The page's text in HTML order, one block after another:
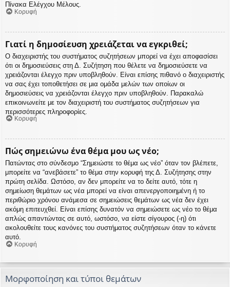
Πίνακα Ελέγχου Μέλους.
Κορυφή
Γιατί η δημοσίευση χρειάζεται να εγκριθεί;
Ο διαχειριστής του συστήματος συζητήσεων μπορεί να έχει αποφασίσει
ότι οι δημοσιεύσεις στη Δ. Συζήτηση που θέλετε να δημοσιεύσετε να
χρειάζονται έλεγχο πριν υποβληθούν. Είναι επίσης πιθανό ο διαχειριστής
να σας έχει τοποθετήσει σε μια ομάδα μελών των οποίων οι
δημοσιεύσεις να χρειάζονται έλεγχο πριν υποβληθούν. Παρακαλώ
επικοινωνείτε με τον διαχειριστή του συστήματος συζητήσεων για
περισσότερες πληροφορίες.
Κορυφή
Πώς σημειώνω ένα θέμα μου ως νέο;
Πατώντας στο σύνδεσμο “Σημειώστε το θέμα ως νέο” όταν τον βλέπετε,
μπορείτε να “ανεβάσετε” το θέμα στην κορυφή της Δ. Συζήτησης στην
πρώτη σελίδα. Ωστόσο, αν δεν μπορείτε να το δείτε αυτό, τότε η
σημείωση θεμάτων ως νέα μπορεί να είναι απενεργοποιημένη ή το
περιθώριο χρόνου ανάμεσα σε σημειώσεις θεμάτων ως νέα δεν έχει
ακόμη επιτευχθεί. Είναι επίσης δυνατόν να σημειώσετε ως νέο το θέμα
απλώς απαντώντας σε αυτό, ωστόσο, να είστε σίγουρος (-η) ότι
ακολουθείτε τους κανόνες του συστήματος συζητήσεων όταν το κάνετε
αυτό.
Κορυφή
Μορφοποίηση και τύποι θεμάτων